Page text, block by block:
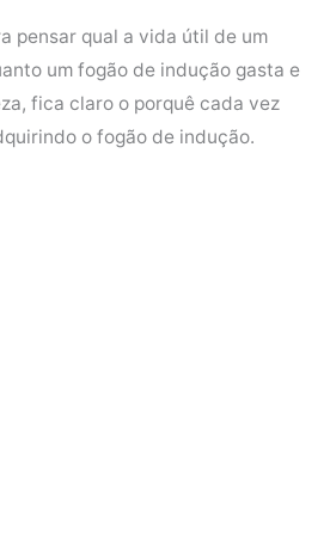
pensar qual a vida útil de um
um fogão de indução gasta e
fica claro o porquê cada vez
o fogão de indução.